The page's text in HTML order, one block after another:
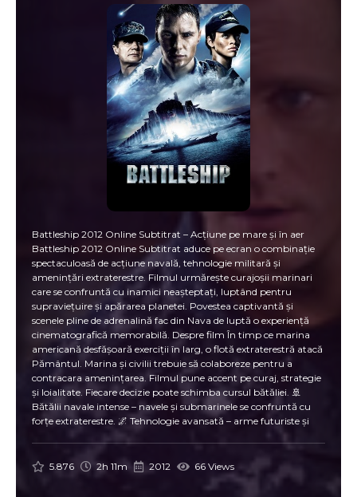
Battleship 2012 Online Subtitrat – Acțiune pe mare și în aer
Battleship 2012 Online Subtitrat aduce pe ecran o combinație
spectaculoasă de acțiune navală, tehnologie militară și
amenințări extraterestre. Filmul urmărește curajoșii marinari
care se confruntă cu inamici neașteptați, luptând pentru
supraviețuire și apărarea planetei. Povestea captivantă și
scenele pline de adrenalină fac din Nava de luptă o experiență
cinematografică memorabilă. Despre film În timp ce marina
americană desfășoară exerciții în larg, o flotă extraterestră atacă
Pământul. Marina și civilii trebuie să colaboreze pentru a
contracara amenințarea. Filmul pune accent pe curaj, strategie
și loialitate. Fiecare decizie poate schimba cursul bătăliei. 🚢
Bătălii navale intense – navele și submarinele se confruntă cu
forțe extraterestre. 🌌 Tehnologie avansată – arme futuriste și
strategii de luptă sofisticate. 💥 Explozie de acțiune – efecte
vizuale spectaculoase și scene memorabile. 🛡️ Curaj și sacrificiu –
eroismul marinariilor în fața pericolului. Scene memorabile 🔥
Confruntări epice pe mare – navele de luptă își testează limitele.
🌟 Comandamente strategice – decizii tactice cruciale în
5.876 2h 11m 2012 66 Views